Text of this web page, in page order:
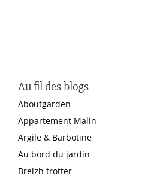
Au fil des blogs
Aboutgarden
Appartement Malin
Argile & Barbotine
Au bord du jardin
Breizh trotter